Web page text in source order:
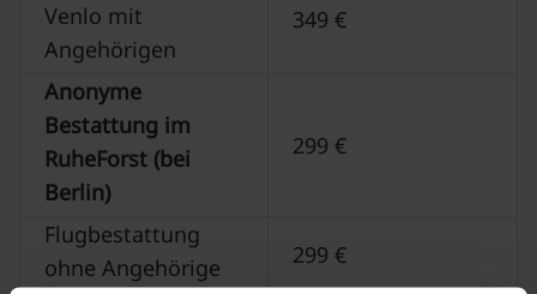
Venlo mit
Angehörigen
349 €
Anonyme
Bestattung im
RuheForst (bei
Berlin)
299 €
Flugbestattung
ohne Angehörige
299 €